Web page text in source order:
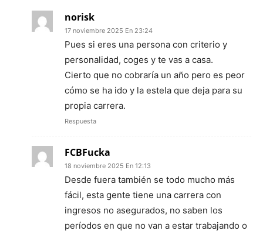
norisk
17 noviembre 2025 En 23:24
Pues si eres una persona con criterio y
personalidad, coges y te vas a casa.
Cierto que no cobraría un año pero es peor
cómo se ha ido y la estela que deja para su
propia carrera.
Respuesta
FCBFucka
18 noviembre 2025 En 12:13
Desde fuera también se todo mucho más
fácil, esta gente tiene una carrera con
ingresos no asegurados, no saben los
períodos en que no van a estar trabajando o